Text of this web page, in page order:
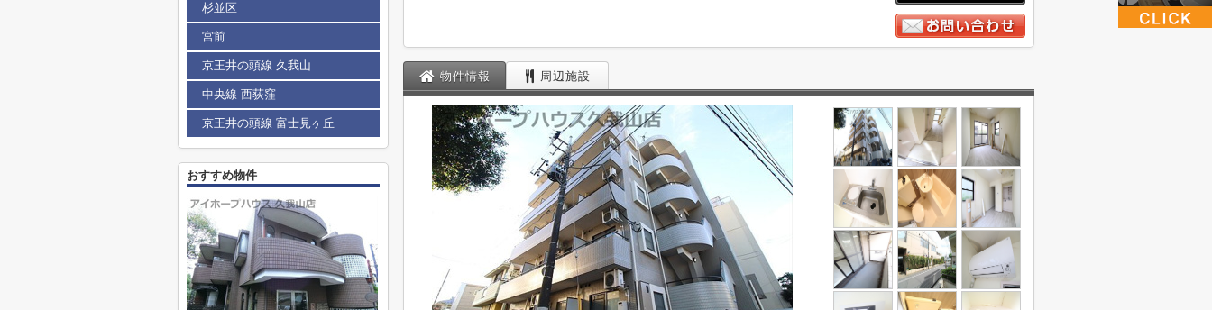
物件情報 周辺施設
杉並区
宮前
京王井の頭線 久我山
中央線 西荻窪
京王井の頭線 富士見ヶ丘
おすすめ物件